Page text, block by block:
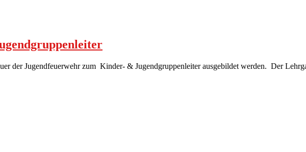
der Jugendfeuerwehr zum Kinder- & Jugendgruppenleiter ausgebildet werden. Der